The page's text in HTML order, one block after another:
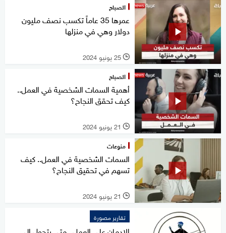
الصباح
عمرها 35 عاماً تكسب نصف مليون
دولار وهي في منزلها
l 25 يونيو 2024
الصباح
أهمية السمات الشخصية في العمل..
كيف تحقق النجاح؟
l 21 يونيو 2024
منوعات
السمات الشخصية في العمل.. كيف
تسهم في تحقيق النجاح؟
l 21 يونيو 2024
تقارير مصورة